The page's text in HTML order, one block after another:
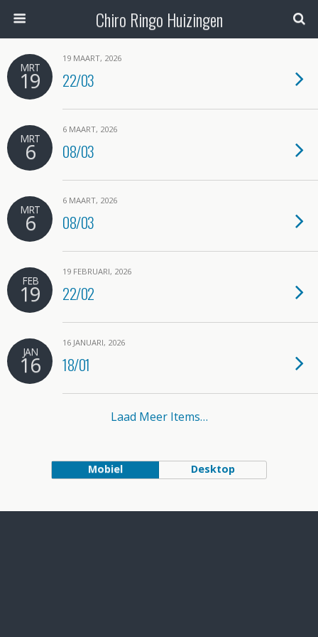
Chiro Ringo Huizingen
MRT
19
19 MAART, 2026
22/03
MRT
6
6 MAART, 2026
08/03
MRT
6
6 MAART, 2026
08/03
FEB
19
19 FEBRUARI, 2026
22/02
JAN
16
16 JANUARI, 2026
18/01
Laad Meer Items…
Mobiel Desktop